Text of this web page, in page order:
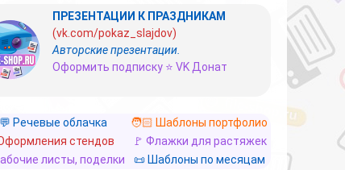
ПРЕЗЕНТАЦИИ К ПРАЗДНИКАМ
(vk.com/pokaz_slajdov)
Авторские презентации.
Оформить подписку ⭐ VK Донат
💬 Речевые облачка
🧑🏻 Шаблоны портфолио
стендов
🚩 Флажки для растяжек
листы, поделки 📜 Шаблоны по месяцам